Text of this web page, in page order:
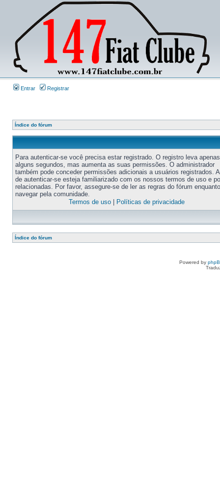
Entrar Registrar
Índice do fórum
Para autenticar-se você precisa estar registrado. O registro leva apenas
alguns segundos, mas aumenta as suas permissões. O administrador
também pode conceder permissões adicionais a usuários registrados.
de autenticar-se esteja familiarizado com os nossos termos de uso e
relacionadas. Por favor, assegure-se de ler as regras do fórum enquanto
navegar pela comunidade.
Termos de uso| Políticas de privacidade
Índice do fórum
Powered by